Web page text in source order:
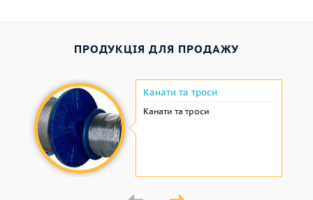
ПРОДУКЦІЯ ДЛЯ ПРОДАЖУ
Канати та троси
Канати та троси